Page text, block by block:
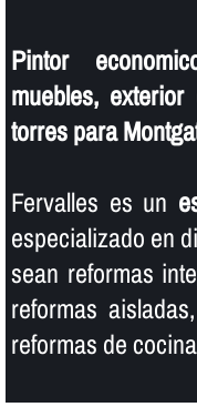
Pintor
muebles,
torres para
Fervalles es un
especializado en
sean reformas
reformas
reformas de